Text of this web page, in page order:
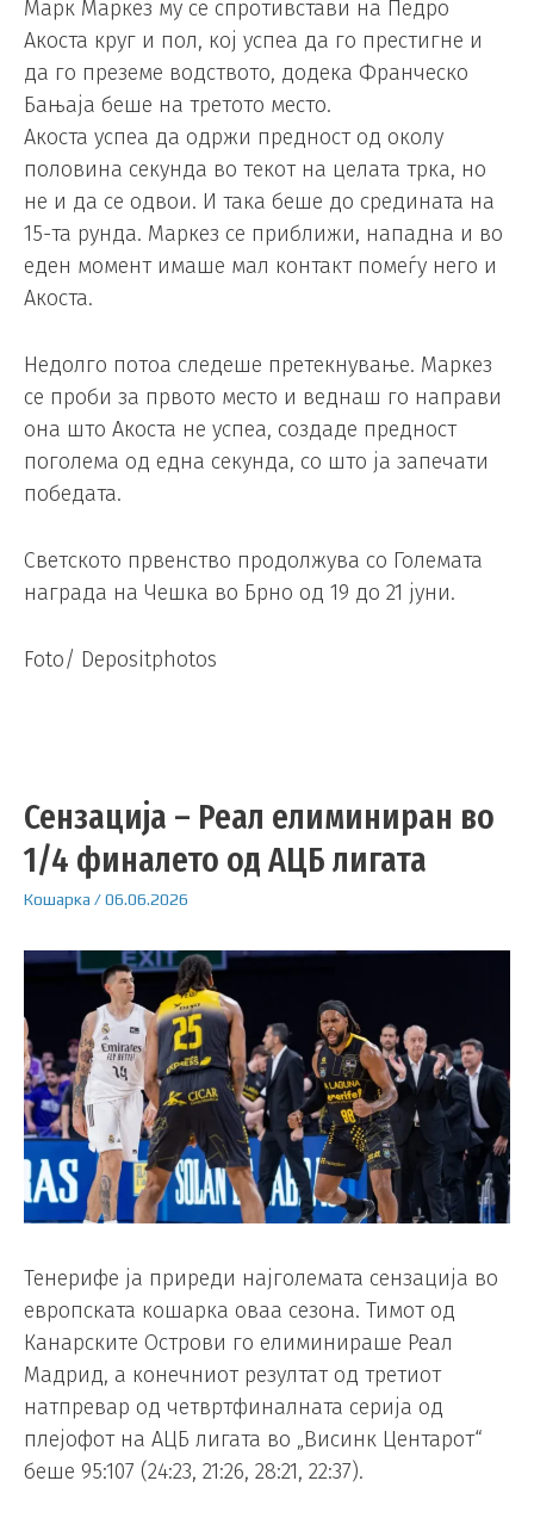
Марк Маркез му се спротивстави на Педро
Акоста круг и пол, кој успеа да го престигне и
да го преземе водството, додека Франческо
Бањаја беше на третото место.
Акоста успеа да одржи предност од околу
половина секунда во текот на целата трка, но
не и да се одвои. И така беше до средината на
15-та рунда. Маркез се приближи, нападна и во
еден момент имаше мал контакт помеѓу него и
Акоста.
Недолго потоа следеше претекнување. Маркез
се проби за првото место и веднаш го направи
она што Акоста не успеа, создаде предност
поголема од една секунда, со што ја запечати
победата.
Светското првенство продолжува со Големата
награда на Чешка во Брно од 19 до 21 јуни.
Foto/ Depositphotos
Сензација – Реал елиминиран во
1/4 финалето од АЦБ лигата
Кошарка /06.06.2026
Тенерифе ја приреди најголемата сензација во
европската кошарка оваа сезона. Тимот од
Канарските Острови го елиминираше Реал
Мадрид, а конечниот резултат од третиот
натпревар од четвртфиналната серија од
плејофот на АЦБ лигата во „Висинк Центарот“
беше 95:107 (24:23, 21:26, 28:21, 22:37).